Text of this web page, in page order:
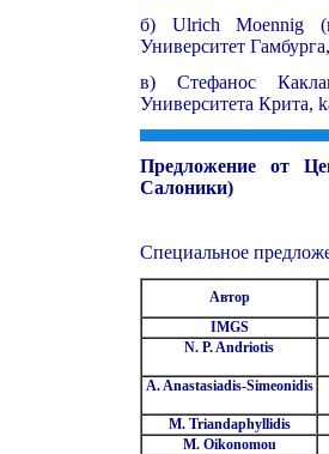
б) Ulrich Moennig
Университет
в) Стефанос
Университета Крита,
Предложение от
Салоники)
Специальное
Автор
IMGS
N. P. Andriotis
A. Anastasiadis-Simeonidis
M. Triandaphyllidis
M. Oikonomou